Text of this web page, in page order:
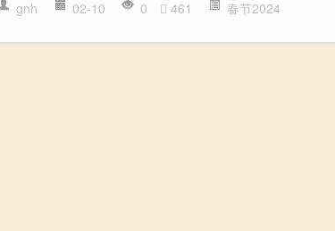
gnh 02-10 0 461 春节2024